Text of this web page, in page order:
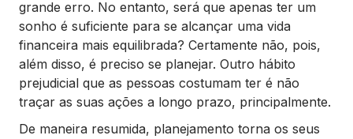
grande erro. No entanto, será que apenas ter um
sonho é suficiente para se alcançar uma vida
financeira mais equilibrada? Certamente não, pois,
além disso, é preciso se planejar. Outro hábito
prejudicial que as pessoas costumam ter é não
traçar as suas ações a longo prazo, principalmente.
De maneira resumida, planejamento torna os seus